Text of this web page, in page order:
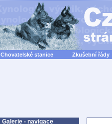
Chovatelské stanice Zkušební řády
Galerie - navigace